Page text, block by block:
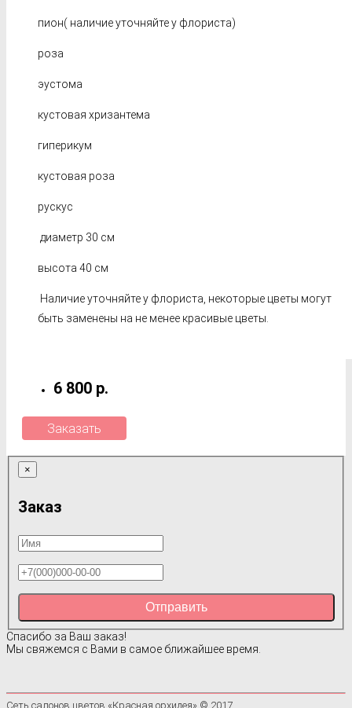
пион( наличие уточняйте у флориста)
роза
эустома
кустовая хризантема
гиперикум
кустовая роза
рускус
диаметр 30 см
высота 40 см
Наличие уточняйте у флориста, некоторые цветы могут
быть заменены на не менее красивые цветы.
6 800 р.
Заказать
×
Заказ
Отправить
Спасибо за Ваш заказ!
Мы свяжемся с Вами в самое ближайшее время.
Сеть салонов цветов «Красная орхидея» © 2017